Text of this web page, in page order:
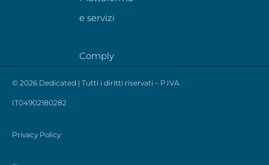
e servizi
Comply
© 2026 Dedicated | Tutti i diritti riservati – P.IVA
IT04902180282
Privacy Policy